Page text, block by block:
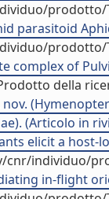
prodotto/
parasitoid
prodotto/
complex of
della
(Articolo in
elicit a host-
individuo/
in-flight